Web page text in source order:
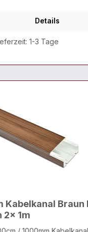
Details
1-3 Tage
Braun
2x 1m